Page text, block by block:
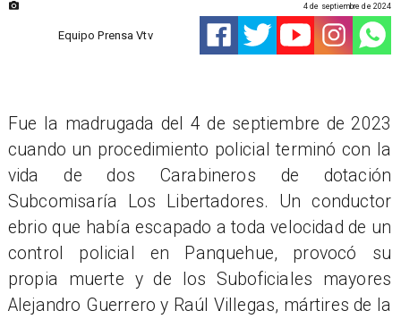
Equipo Prensa Vtv
4 de septiembre de 2024
​Fue la madrugada del 4 de septiembre de 2023
cuando un procedimiento policial terminó con la
vida de dos Carabineros de dotación
Subcomisaría Los Libertadores. Un conductor
ebrio que había escapado a toda velocidad de un
control policial en Panquehue, provocó su
propia muerte y de los Suboficiales mayores
Alejandro Guerrero y Raúl Villegas, mártires de la